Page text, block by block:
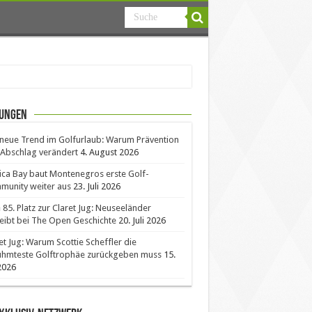
Trend im Golfurlaub: Warum Prävention
verändert 4. August 2026
Bay baut Montenegros erste Golf-
weiter aus 23. Juli 2026
85. Platz zur Claret Jug: Neuseeländer
bei The Open Geschichte 20. Juli 2026
Jug: Warum Scottie Scheffler die
Golftrophäe zurückgeben muss 15.